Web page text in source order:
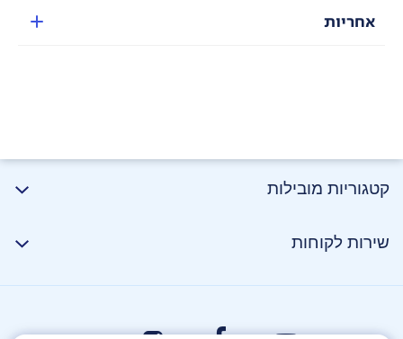
אחריות
קטגוריות מובילות
שירות לקוחות